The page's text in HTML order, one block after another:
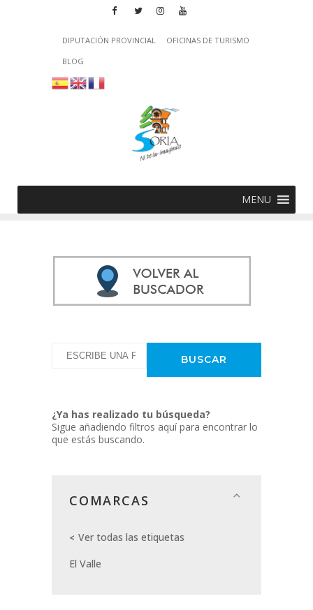
DIPUTACIÓN PROVINCIAL
OFICINAS DE TURISMO
BLOG
MENU
¿Ya has realizado tu búsqueda?
Sigue añadiendo filtros aquí para encontrar lo
que estás buscando.
COMARCAS
Ver todas las etiquetas
El Valle